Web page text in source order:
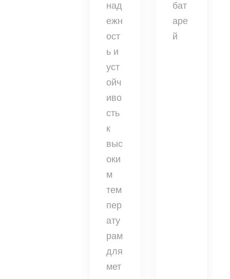
над
ежн
ост
ь и
уст
ойч
иво
сть
к
выс
оки
м
тем
пер
ату
рам
для
мет
бат
аре
й